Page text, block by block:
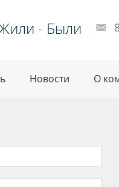
- Были
Новости О